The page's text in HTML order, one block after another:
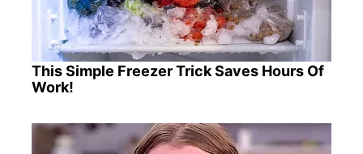
This Simple Freezer Trick Saves Hours Of
Work!